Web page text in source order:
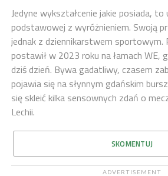
Jedyne wykształcenie jakie posiada, to
podstawowej z wyróżnieniem. Swoją
jednak z dziennikarstwem sportowym.
postawił w 2023 roku na łamach WE,
dziś dzień. Bywa gadatliwy, czasem
pojawia się na słynnym gdańskim
się skleić kilka sensownych zdań o
Lechii.
SKOMENTUJ
ADVERTISEMENT